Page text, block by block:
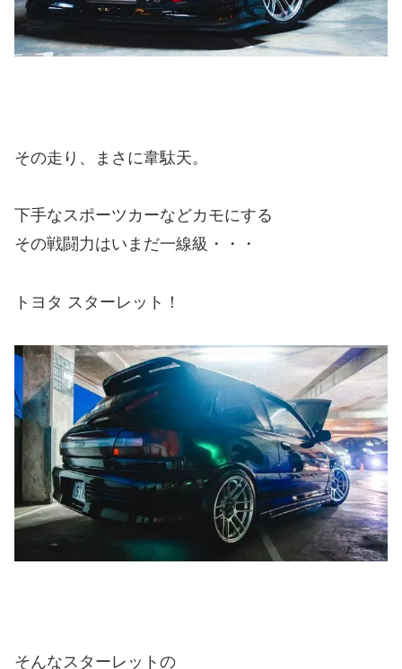
その走り、まさに韋駄天。
下手なスポーツカーなどカモにする
その戦闘力はいまだ一線級・・・
トヨタ スターレット！
そんなスターレットの